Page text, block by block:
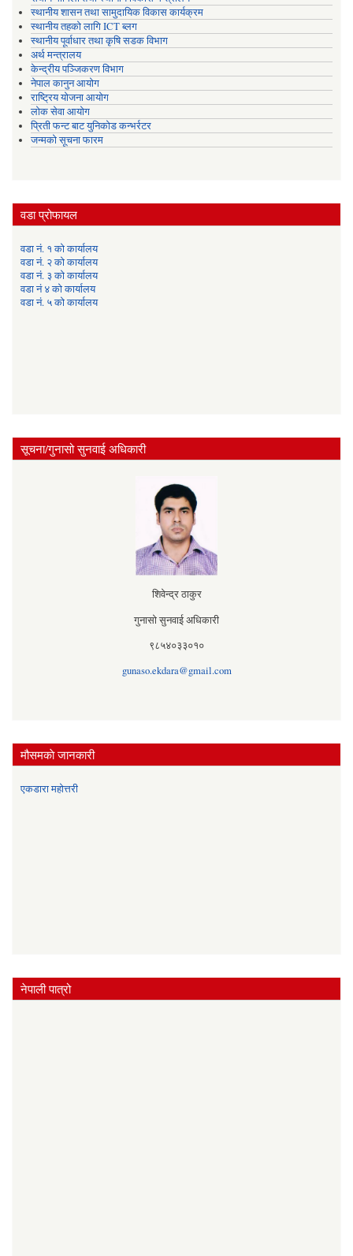
स्थानीय शासन तथा सामुदायिक विकास कार्यक्रम
स्थानीय तहको लागि ICT ब्लग
स्थानीय पूर्वाधार तथा कृषि सडक विभाग
अर्थ मन्त्रालय
केन्द्रीय पञ्जिकरण विभाग
नेपाल कानुन आयोग
राष्ट्रिय योजना आयोग
लोक सेवा आयोग
प्रिती फन्ट बाट युनिकोड कन्भर्रटर
जन्मको सूचना फारम
वडा प्रोफायल
वडा नं. १ को कार्यालय
वडा नं. २ को कार्यालय
वडा नं. ३ को कार्यालय
वडा नं ४ को कार्यालय
वडा नं. ५ को कार्यालय
सूचना/गुनासो सुनवाई अधिकारी
शिवेन्द्र ठाकुर
गुनासो सुनवाई अधिकारी
९८५४०३३०१०
gunaso.ekdara@gmail.com
मौसमकाे जानकारी
एकडारा महोत्तरी
नेपाली पात्रो